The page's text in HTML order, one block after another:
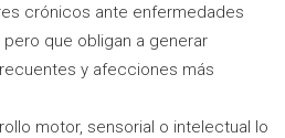
crónicos ante enfermedades
que obligan a generar
y afecciones más
motor, sensorial o intelectual lo